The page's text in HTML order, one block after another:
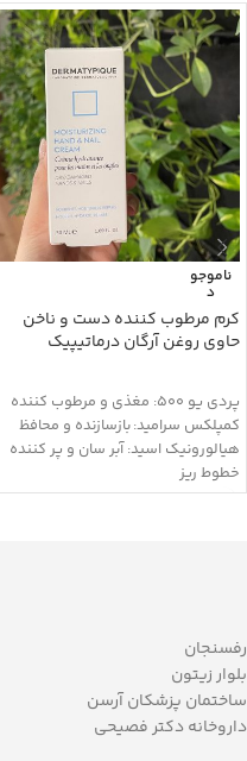
ناموجو
د
کرم مرطوب کننده دست و ناخن
حاوی روغن آرگان درماتیپیک
پردی یو 500: مغذی و مرطوب کننده
کمپلکس سرامید: بازسازنده و محافظ
هیالورونیک اسید: آبر سان و پر کننده
خطوط ریز
ویتامین E: آنتی اکسیدان و مرطوب
بیزابولول: ضد التهاب
گلیسیرین: نرم کننده
روغن جوجوبا: رطوبت رسان و رفع خشکی
پوست و آنتی اکسیدان
روغن زیتون: مرطوب کننده و مغذی
رفسنجان
بلوار زیتون
ساختمان پزشکان آرسن
داروخانه دکتر فصیحی